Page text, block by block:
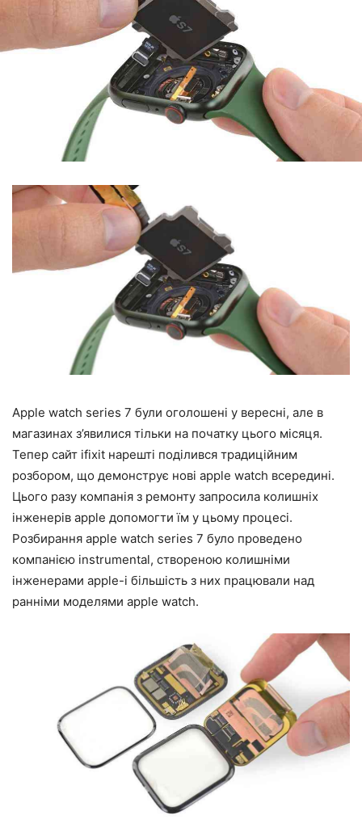
Apple watch series 7 були оголошені у вересні, але в
магазинах з’явилися тільки на початку цього місяця.
Тепер сайт ifixit нарешті поділився традиційним
розбором, що демонструє нові apple watch всередині.
Цього разу компанія з ремонту запросила колишніх
інженерів apple допомогти їм у цьому процесі.
Розбирання apple watch series 7 було проведено
компанією instrumental, створеною колишніми
інженерами apple-і більшість з них працювали над
ранніми моделями apple watch.